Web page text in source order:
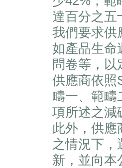
達百分之五
我們要求供
如產品生命
問卷等，
供應商依照
疇一、範疇
項所述之減
此外，供應
之情況下，
新，並向本